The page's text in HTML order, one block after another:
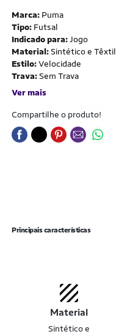
Marca: Puma
Tipo: Futsal
Indicado para: Jogo
Material:Sintético e Têxtil
Estilo:Velocidade
Trava:Sem Trava
Ver mais
Compartilhe o produto!
Principais características
Material
Sintético e